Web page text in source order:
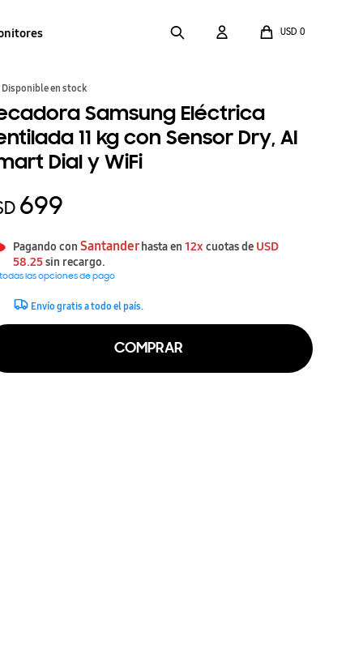
USD 0
Disponible en stock
Samsung Eléctrica
11 kg con Sensor Dry, AI
Dial y WiFi
699
Pagando con Santander hasta en 12x cuotas de USD
58.25sin recargo.
las opciones de pago
Envío gratis a todo el país.
COMPRAR